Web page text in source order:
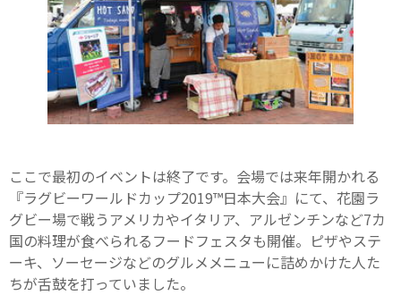
ここで最初のイベントは終了です。会場では来年開かれる
『ラグビーワールドカップ2019™日本大会』にて、花園ラ
グビー場で戦うアメリカやイタリア、アルゼンチンなど7カ
国の料理が食べられるフードフェスタも開催。ピザやステ
ーキ、ソーセージなどのグルメメニューに詰めかけた人た
ちが舌鼓を打っていました。